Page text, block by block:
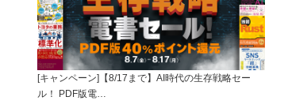
[キャンペーン]【8/17まで】AI時代の生存戦略セー
ル！ PDF版電…